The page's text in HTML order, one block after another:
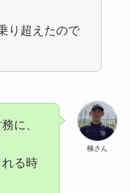
り超えたので
楠さん
に、
れる時